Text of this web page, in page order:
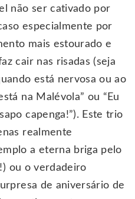
não ser cativado por
especialmente por
mais estourado e
cair nas risadas (seja
está nervosa ou ao
na Malévola” ou “Eu
capenga!”). Este trio
realmente
a eterna briga pelo
!) ou o verdadeiro
de aniversário de